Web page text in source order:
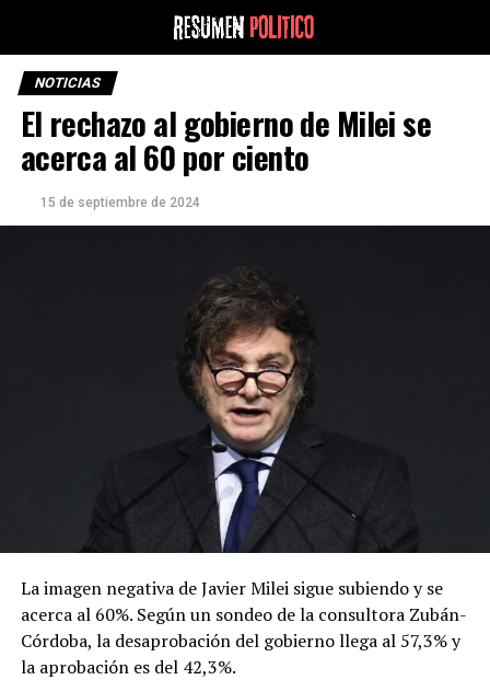
NOTICIAS
El rechazo al gobierno de Milei se
acerca al 60 por ciento
15 de septiembre de 2024
La imagen negativa de Javier Milei sigue subiendo y se
acerca al 60%. Según un sondeo de la consultora Zubán-
Córdoba, la desaprobación del gobierno llega al 57,3% y
la aprobación es del 42,3%.